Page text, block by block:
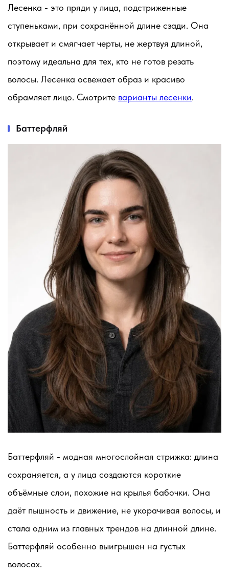
Лесенка - это пряди у лица, подстриженные
ступеньками, при сохранённой длине сзади. Она
открывает и смягчает черты, не жертвуя длиной,
поэтому идеальна для тех, кто не готов резать
волосы. Лесенка освежает образ и красиво
обрамляет лицо. Смотрите варианты лесенки.
Баттерфляй
Баттерфляй - модная многослойная стрижка: длина
сохраняется, а у лица создаются короткие
объёмные слои, похожие на крылья бабочки. Она
даёт пышность и движение, не укорачивая волосы, и
стала одним из главных трендов на длинной длине.
Баттерфляй особенно выигрышен на густых
волосах.